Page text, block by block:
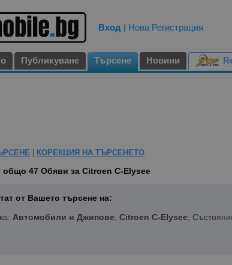
Вход | Нова Регистрация
Публикуване Търсене Новини
КОРЕКЦИЯ НА ТЪРСЕНЕТО
общо 47 Обяви за Citroen C-Elysee
от Вашето търсене на:
Автомобили и Джипове, Citroen C-Elysee;